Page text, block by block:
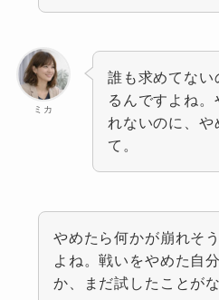
ミカ
誰も求めてない
るんですよね。
れないのに、や
て。
やめたら何かが崩れそ
よね。戦いをやめた自
か、まだ試したことがな